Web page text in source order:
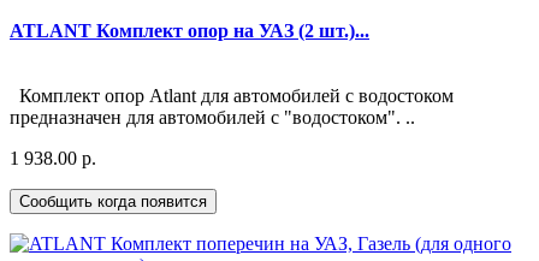
ATLANT Комплект опор на УАЗ (2 шт.)...
Комплект опор Atlant для автомобилей с водостоком
предназначен для автомобилей с "водостоком". ..
1 938.00 р.
Сообщить когда появится